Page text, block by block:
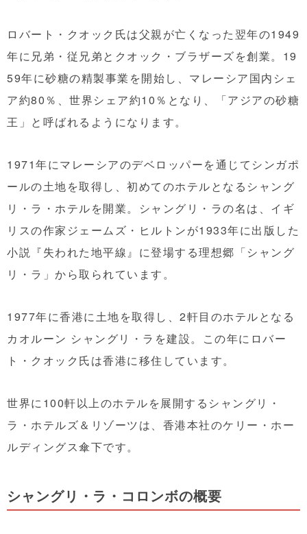
ロバート・クオック氏は父親が亡くなった翌年の1949
年に兄弟・従兄弟とクオック・ブラザーズを創業。19
59年に砂糖の精製事業を開始し、マレーシア国内シェ
ア約80％、世界シェア約10％となり、「アジアの砂糖
王」と呼ばれるようになります。
1971年にマレーシアのデベロッパーを通じてシンガポ
ールの土地を取得し、初めてのホテルとなるシャング
リ・ラ・ホテルを開業。シャングリ・ラの名は、イギ
リスの作家ジェームズ・ヒルトンが1933年に出版した
小説『失われた地平線』に登場する理想郷「シャング
リ・ラ」から取られています。
1977年に香港に土地を取得し、2軒目のホテルとなる
カオルーン シャングリ・ラを建設。この年にロバー
ト・クオック氏は香港に移住しています。
世界に100軒以上のホテルを展開するシャングリ・
ラ・ホテルズ＆リゾーツは、香港本社のケリー・ホー
ルディングス傘下です。
シャングリ・ラ・コロンボの概要